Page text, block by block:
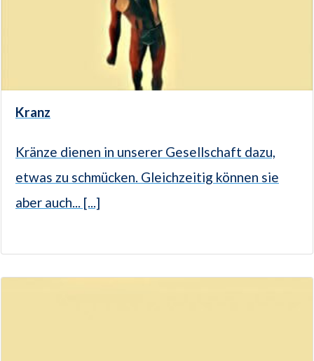
Kranz
Kränze dienen in unserer Gesellschaft dazu,
etwas zu schmücken. Gleichzeitig können sie
aber auch... [...]